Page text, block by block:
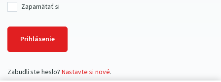
Zapamätať si
Prihlásenie
Zabudli ste heslo? Nastavte si nové.